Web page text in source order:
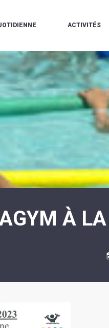
ACTIVITÉS
LA
MÉDIATHÈQUE
COMMUNAUTAIRE
DE
MUSIQUE
L'ÉCOLE
COMMUNAUTAIRE
DE
ASSOCIATIONS
À LA